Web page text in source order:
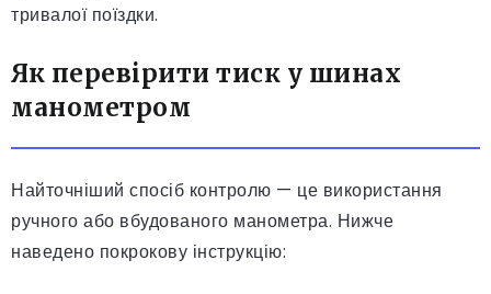
тривалої поїздки.
Як перевірити тиск у шинах
манометром
Найточніший спосіб контролю — це використання
ручного або вбудованого манометра. Нижче
наведено покрокову інструкцію: